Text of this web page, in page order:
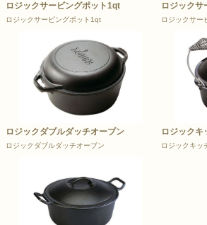
ロジックサービングポット1qt
ロジックサービングポット1qt
ロジックサ
ロジックサー
ロジックダブルダッチオーブン
ロジックダブルダッチオーブン
ロジック
ロジックキッ